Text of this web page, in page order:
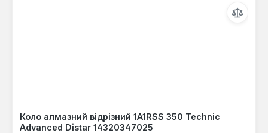
Коло алмазний відрізний 1A1RSS 350 Technic
Advanced Distar 14320347025